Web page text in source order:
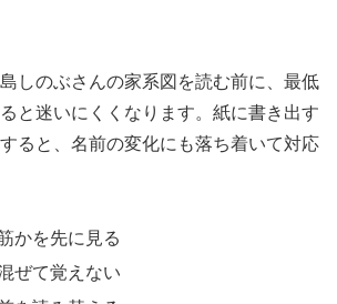
しのぶさんの家系図を読む前に、最低
と迷いにくくなります。紙に書き出す
ると、名前の変化にも落ち着いて対応
かを先に見る
ぜて覚えない